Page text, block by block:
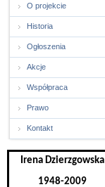
O projekcie
Historia
Ogłoszenia
Akcje
Współpraca
Prawo
Kontakt
Irena Dzierzgowska
1948-2009